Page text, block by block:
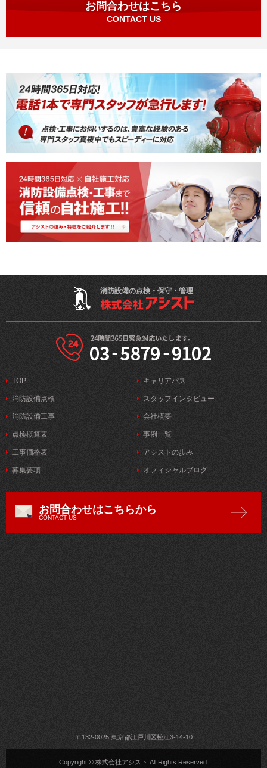
お問合わせはこちら
CONTACT US
消防設備の点検・保守・管理
TOP キャリアパス
消防設備点検 スタッフインタビュー
消防設備工事 会社概要
点検概算表 事例一覧
工事価格表 アシストの歩み
募集要項 オフィシャルブログ
お問合わせはこちらから
CONTACT US
〒132-0025 東京都江戸川区松江3-14-10
Copyright © 株式会社アシスト All Rights Reserved.